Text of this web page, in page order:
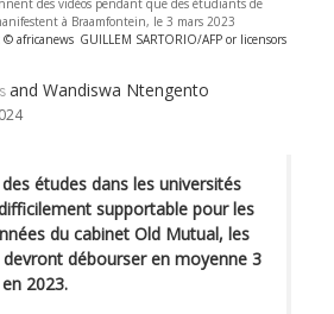
des vidéos pendant que des étudiants de
à Braamfontein, le 3 mars 2023
africanews GUILLEM SARTORIO/AFP or licensors
and Wandiswa Ntengento
études dans les universités
supportable pour les
du cabinet Old Mutual, les
débourser en moyenne 3
2023.